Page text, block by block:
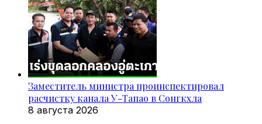
Заместитель министра проинспектировал
расчистку канала У-Тапао в Сонгкхла
8 августа 2026